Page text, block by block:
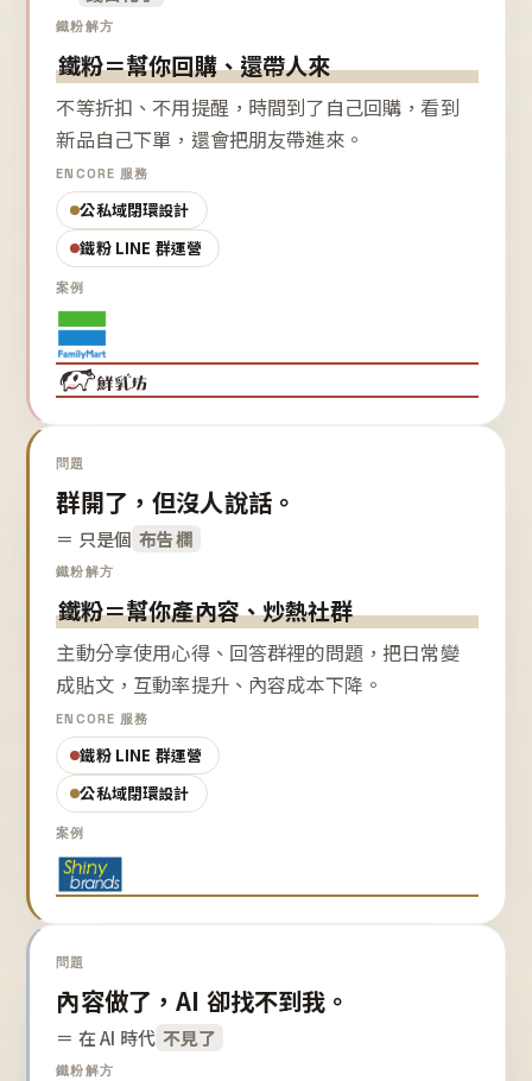
鐵粉解方
鐵粉＝幫你回購、還帶人來
不等折扣、不用提醒，時間到了自己回購，看到
新品自己下單，還會把朋友帶進來。
ENCORE 服務
公私域閉環設計
鐵粉 LINE 群運營
案例
問題
群開了，但沒人說話。
＝ 只是個 布告欄
鐵粉解方
鐵粉＝幫你產內容、炒熱社群
主動分享使用心得、回答群裡的問題，把日常變
成貼文，互動率提升、內容成本下降。
ENCORE 服務
鐵粉 LINE 群運營
公私域閉環設計
案例
問題
內容做了，AI 卻找不到我。
＝ 在 AI 時代 不見了
鐵粉解方